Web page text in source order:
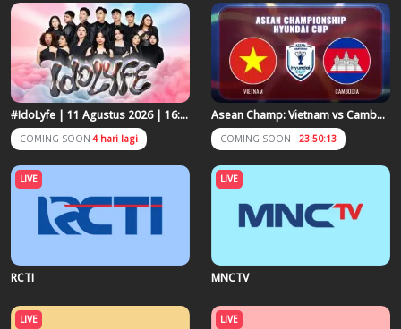
#IdoLyfe | 11 Agustus 2026 | 16:00 WIB
COMING SOON 4 hari lagi
Asean Champ: Vietnam vs Cambodia | 7 Agustus 2026 | 19:55 WIB
COMING SOON 23:50:13
RCTI MNCTV